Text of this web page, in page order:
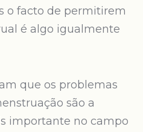
o facto de permitirem
é algo igualmente
que os problemas
são a
importante no campo